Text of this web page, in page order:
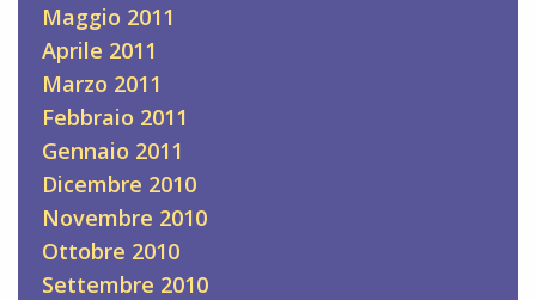
Maggio 2011
Aprile 2011
Marzo 2011
Febbraio 2011
Gennaio 2011
Dicembre 2010
Novembre 2010
Ottobre 2010
Settembre 2010